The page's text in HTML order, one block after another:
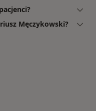
Męczykowski?